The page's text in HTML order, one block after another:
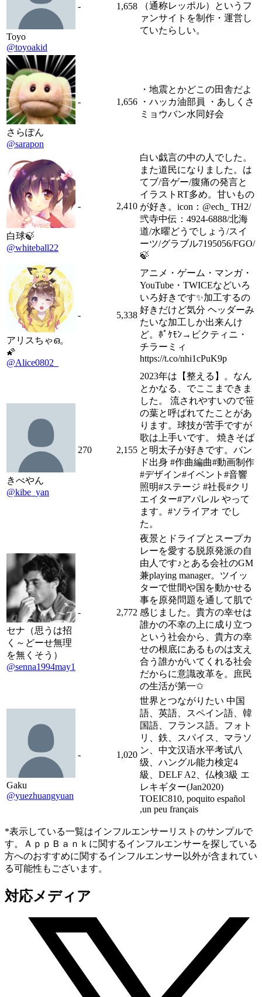
Toyo
@toyoakid
- 1,658
（通称レッポル）というフ
ァンサイトを制作・運営し
ていたらしい。
さらぽん
@sarapon
- 1,656
・地震とかどこの田舎だよ
・ハッカ油部員 ・あしくさ
ミョウバン水同好会
白球🍃
@whiteball22
- 2,410
白い戯言の中の人でした。
また道民になりました。は
てブ/音ゲー/腹痛の発言と
イラストRT多め。甘いもの
が好き。icon：@ech_ TH2/
弐寺中伝：4924-6888/北海
道/水曜どうでしょう/スイ
ーツ/グラブル7195056/FGO/
🍃
アリスちゃഒ。
🌠
@Alice0802_
- 5,338
アニメ・ゲーム・マンガ・
YouTube・TWICEなどいろ
いろ好きです✨加工するの
好きだけど気分 ヘッダーみ
たいな加工しか出来んけ
ど。ﾎﾟｹﾓﾝ→ビクティニ・
チラーミィ
https://t.co/nhi1cPuK9p
きべやん
@kibe_yan
270 2,155
2023年は【整える】。なん
とかなる、でここまできま
した。 流されやすいので笹
の葉と呼ばれてたことがあ
ります。球技が苦手ですが
歌は上手いです。 焼きそば
と明太子が好きです。バン
ド出身 #作曲編曲#動画制作
#デザイン#イベント#音響
照明#ステージ #社長#クリ
エイター#アパレル やって
ます。#ソライアオ でし
た。
セナ（思うは招
く～どーせ無理
を無くそう）
@senna1994may1
- 2,772
夜景とドライブとスープカ
レーを愛する脱原発派の自
由人です♪とある会社のGM
兼playing manager。ツイッ
ターで世間や国を動かせる
事を原発問題を通して肌で
感じました。貴方の幸せは
誰かの不幸の上に成り立つ
という社会から、貴方の幸
せの根底にあるものは支え
合う誰かがいてくれる社会
だからに意識改革を。庶民
の生活が第一✩
Gaku
@yuezhuangyuan
- 1,020
世界とつながりたい 中国
語、英語、スペイン語、韓
国語、フランス語。フォト
リ、鉄、スパイス、マラソ
ン、中文汉语水平考试八
级、ハングル能力検定4
級、DELF A2、仏検3級 エ
レキギター(Jan2020)
TOEIC810, poquito español
,un peu français
*表示している一覧はインフルエンサーリストのサンプルで
す。ＡｐｐＢａｎｋに関するインフルエンサーを探している
方へのおすすめに関するインフルエンサー以外が含まれてい
る可能性もございます。
対応メディア